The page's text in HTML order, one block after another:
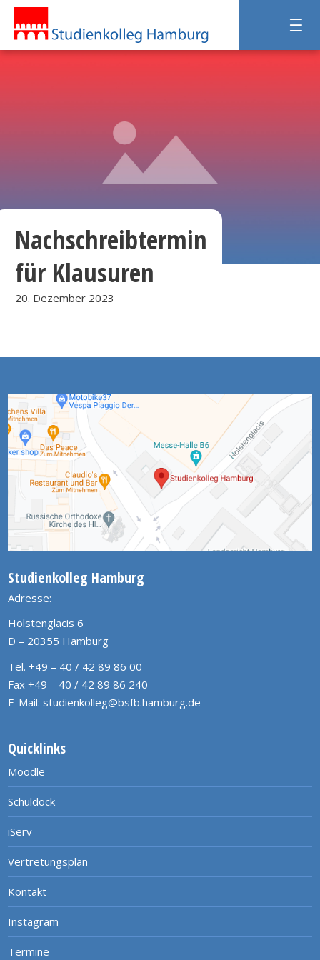
Nachschreibtermin
für Klausuren
20. Dezember 2023
Studienkolleg Hamburg
Adresse:
Holstenglacis 6
D – 20355 Hamburg
Tel. +49 – 40 / 42 89 86 00
Fax +49 – 40 / 42 89 86 240
E-Mail: studienkolleg@bsfb.hamburg.de
Quicklinks
Moodle
Schuldock
iServ
Vertretungsplan
Kontakt
Instagram
Termine